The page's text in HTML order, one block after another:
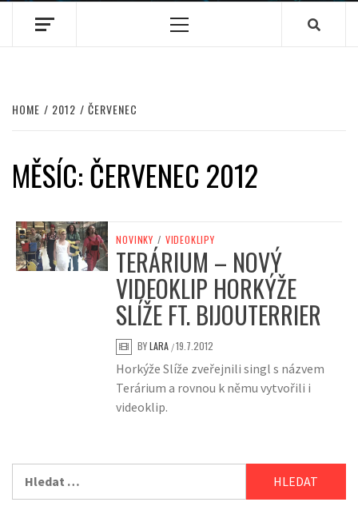
Primary
HOME 2012 ČERVENEC
MĚSÍC:ČERVENEC 2012
NOVINKY / VIDEOKLIPY
TERÁRIUM – NOVÝ
VIDEOKLIP HORKÝŽE
SLÍŽE FT. BIJOUTERRIER
BYLARA /19.7.2012
Horkýže Slíže zveřejnili singl s názvem
Terárium a rovnou k němu vytvořili i
videoklip.